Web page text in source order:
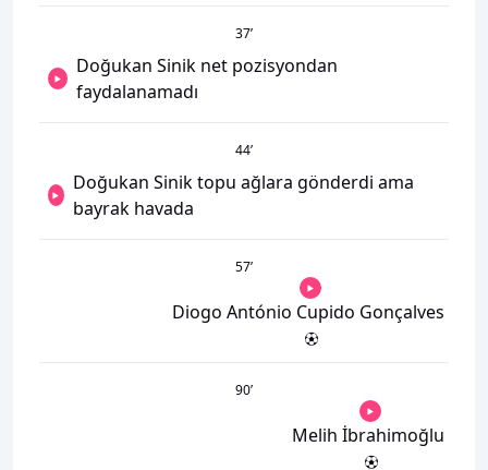
37’
Doğukan Sinik net pozisyondan
faydalanamadı
44’
Doğukan Sinik topu ağlara gönderdi ama
bayrak havada
57’
Diogo António Cupido Gonçalves
90’
Melih İbrahimoğlu